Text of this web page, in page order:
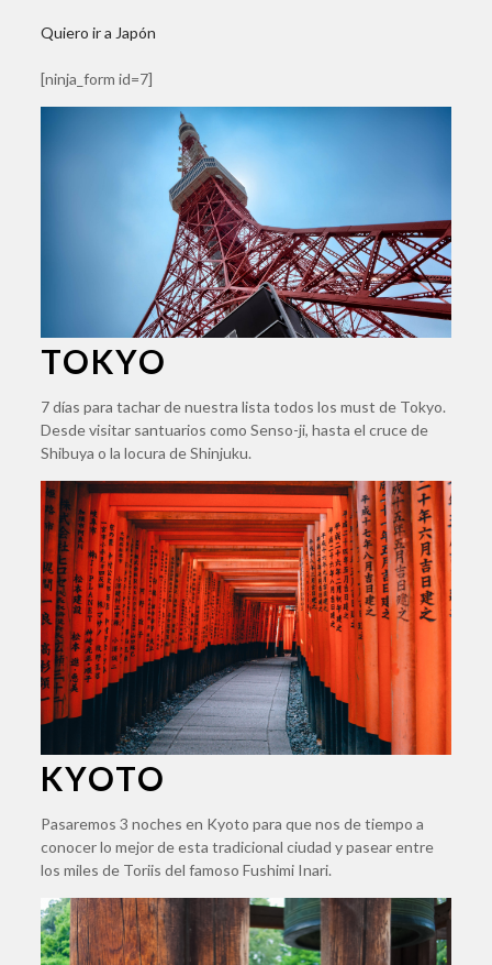
Quiero ir a Japón
[ninja_form id=7]
TOKYO
7 días para tachar de nuestra lista todos los must de Tokyo.
Desde visitar santuarios como Senso-ji, hasta el cruce de
Shibuya o la locura de Shinjuku.
KYOTO
Pasaremos 3 noches en Kyoto para que nos de tiempo a
conocer lo mejor de esta tradicional ciudad y pasear entre
los miles de Toriis del famoso Fushimi Inari.